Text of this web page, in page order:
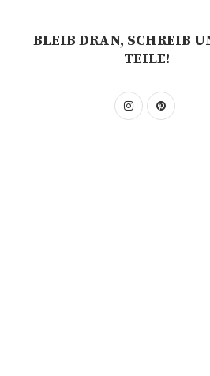
BLEIB DRAN, SCHREIB
TEILE!